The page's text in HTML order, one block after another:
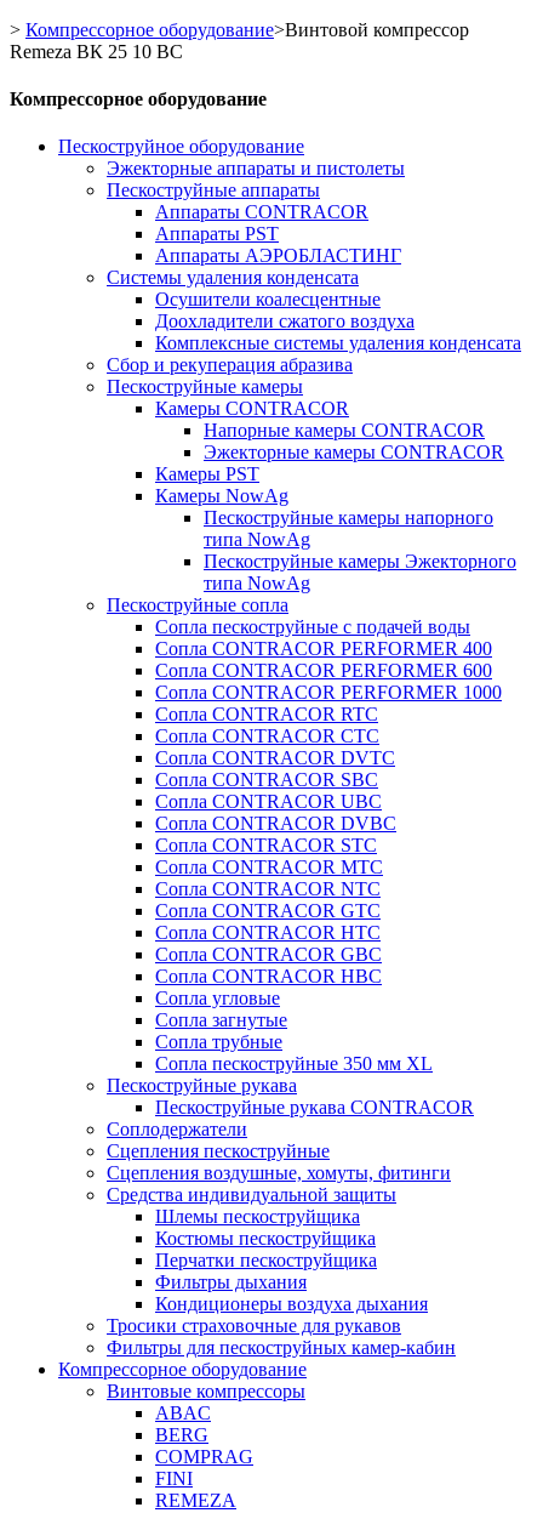
> Компрессорное оборудование>Винтовой компрессор
Remeza ВК 25 10 ВС
Компрессорное оборудование
Пескоструйное оборудование
Эжекторные аппараты и пистолеты
Пескоструйные аппараты
Аппараты CONTRACOR
Аппараты PST
Аппараты АЭРОБЛАСТИНГ
Системы удаления конденсата
Осушители коалесцентные
Доохладители сжатого воздуха
Комплексные системы удаления конденсата
Сбор и рекуперация абразива
Пескоструйные камеры
Камеры CONTRACOR
Напорные камеры CONTRACOR
Эжекторные камеры CONTRACOR
Камеры PST
Камеры NowAg
Пескоструйные камеры напорного
типа NowAg
Пескоструйные камеры Эжекторного
типа NowAg
Пескоструйные сопла
Сопла пескоструйные с подачей воды
Сопла CONTRACOR PERFORMER 400
Сопла CONTRACOR PERFORMER 600
Сопла CONTRACOR PERFORMER 1000
Сопла CONTRACOR RTC
Сопла CONTRACOR CTC
Сопла CONTRACOR DVTC
Сопла CONTRACOR SBC
Сопла CONTRACOR UBC
Сопла CONTRACOR DVBC
Сопла CONTRACOR STC
Сопла CONTRACOR MTC
Сопла CONTRACOR NTC
Сопла CONTRACOR GTC
Сопла CONTRACOR HTC
Сопла CONTRACOR GBC
Сопла CONTRACOR HBC
Сопла угловые
Сопла загнутые
Сопла трубные
Сопла пескоструйные 350 мм XL
Пескоструйные рукава
Пескоструйные рукава CONTRACOR
Соплодержатели
Сцепления пескоструйные
Сцепления воздушные, хомуты, фитинги
Средства индивидуальной защиты
Шлемы пескоструйщика
Костюмы пескоструйщика
Перчатки пескоструйщика
Фильтры дыхания
Кондиционеры воздуха дыхания
Тросики страховочные для рукавов
Фильтры для пескоструйных камер-кабин
Компрессорное оборудование
Винтовые компрессоры
ABAC
BERG
COMPRAG
FINI
REMEZA